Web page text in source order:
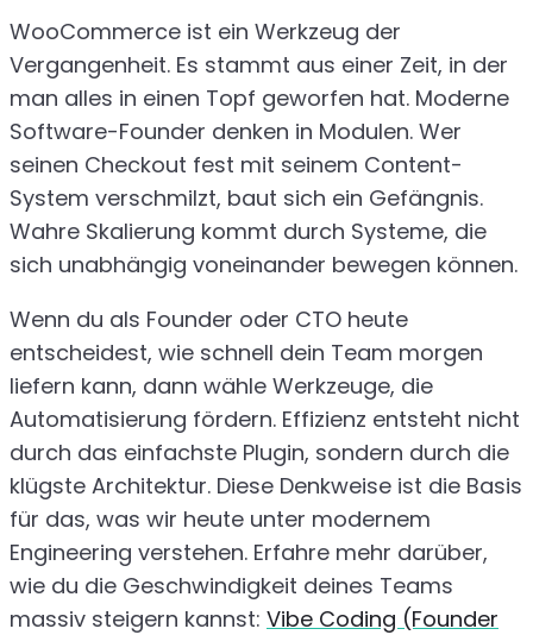
WooCommerce ist ein Werkzeug der
Vergangenheit. Es stammt aus einer Zeit, in der
man alles in einen Topf geworfen hat. Moderne
Software-Founder denken in Modulen. Wer
seinen Checkout fest mit seinem Content-
System verschmilzt, baut sich ein Gefängnis.
Wahre Skalierung kommt durch Systeme, die
sich unabhängig voneinander bewegen können.
Wenn du als Founder oder CTO heute
entscheidest, wie schnell dein Team morgen
liefern kann, dann wähle Werkzeuge, die
Automatisierung fördern. Effizienz entsteht nicht
durch das einfachste Plugin, sondern durch die
klügste Architektur. Diese Denkweise ist die Basis
für das, was wir heute unter modernem
Engineering verstehen. Erfahre mehr darüber,
wie du die Geschwindigkeit deines Teams
massiv steigern kannst: Vibe Coding (Founder